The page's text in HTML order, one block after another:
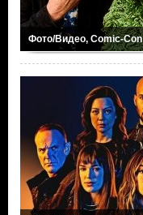
Фото/Видео, Comic-Con